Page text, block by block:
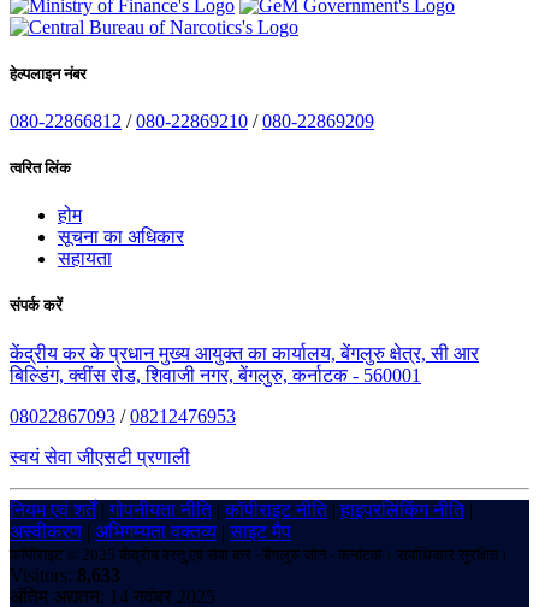
हेल्पलाइन नंबर
080-22866812 /080-22869210 /080-22869209
त्वरित लिंक
होम
सूचना का अधिकार
सहायता
संपर्क करें
केंद्रीय कर के प्रधान मुख्य आयुक्त का कार्यालय, बेंगलुरु क्षेत्र, सी आर
बिल्डिंग, क्वींस रोड, शिवाजी नगर, बेंगलुरु, कर्नाटक - 560001
08022867093 /08212476953
स्वयं सेवा जीएसटी प्रणाली
नियम एवं शर्तें|गोपनीयता नीति|कॉपीराइट नीति|हाइपरलिंकिंग नीति|
अस्वीकरण | अभिगम्यता वक्तव्य |साइट मैप
कॉपीराइट © 2025 केंद्रीय वस्तु एवं सेवा कर - बेंगलुरु ज़ोन - कर्नाटक। सर्वाधिकार सुरक्षित।
Visitors: 8,633
अंतिम अद्यतन: 14 नवंबर 2025